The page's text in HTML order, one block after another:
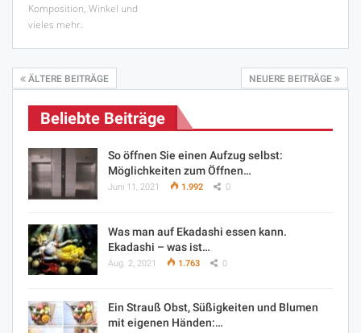
Komposition, Winkel und
vieles mehr.
ÄLTERE BEITRÄGE NEUERE BEITRÄGE
Beliebte Beiträge
So öffnen Sie einen Aufzug selbst:
Möglichkeiten zum Öffnen…
Juni 11, 2021 1.992 0
Was man auf Ekadashi essen kann.
Ekadashi – was ist…
Aug. 2, 2021 1.763 0
Ein Strauß Obst, Süßigkeiten und Blumen
mit eigenen Händen:…